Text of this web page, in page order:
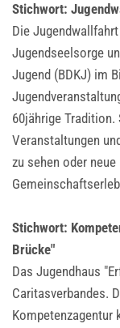
Stichwort:
Die
Jugendseelsorge
Jugend (BDKJ) im
60jährige Tradition.
Veranstaltungen
zu sehen oder
Stichwort:
Brücke"
Das Jugendhaus
Caritasverbandes.
Kompetenzagentur